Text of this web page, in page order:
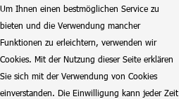
Um Ihnen einen bestmöglichen Service zu
bieten und die Verwendung mancher
Funktionen zu erleichtern, verwenden wir
Cookies. Mit der Nutzung dieser Seite erklären
Sie sich mit der Verwendung von Cookies
einverstanden. Die Einwilligung kann jeder Zeit